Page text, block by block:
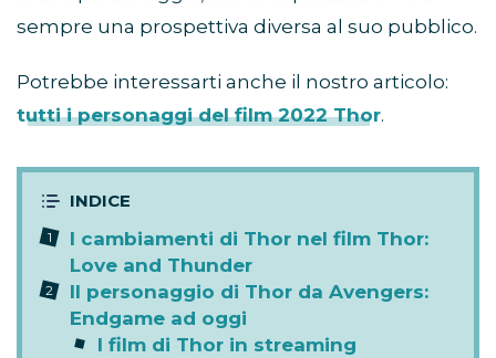
sempre una prospettiva diversa al suo pubblico.
Potrebbe interessarti anche il nostro articolo:
tutti i personaggi del film 2022 Thor.
I cambiamenti di Thor nel film Thor:
Love and Thunder
Il personaggio di Thor da Avengers:
Endgame ad oggi
I film di Thor in streaming